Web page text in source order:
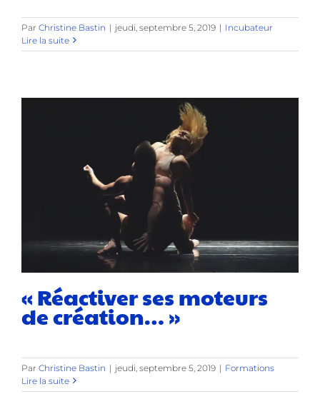
Par Christine Bastin | jeudi, septembre 5, 2019 | Incubateur
Lire la suite
« Réactiver ses moteurs
de création… »
Par Christine Bastin | jeudi, septembre 5, 2019 | Formations
Lire la suite